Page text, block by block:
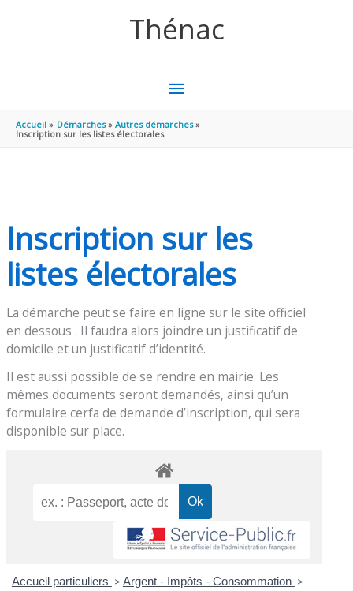
Thénac
MENU
PRINCIPAL
Accueil Démarches
Autres démarches
Inscription sur les listes électorales
Inscription sur les
listes électorales
La démarche peut se faire en ligne sur le site officiel
en dessous . Il faudra alors joindre un justificatif de
domicile et un justificatif d’identité.
Il est aussi possible de se rendre en mairie. Les
mêmes documents seront demandés, ainsi qu’un
formulaire cerfa de demande d’inscription, qui sera
disponible sur place.
Accueil particuliers > Argent - Impôts - Consommation >